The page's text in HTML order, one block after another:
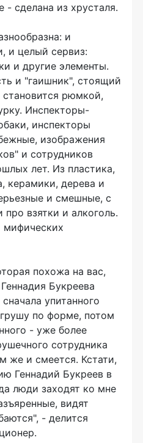
сделана из хрусталя.
и
и целый сервиз:
и другие элементы.
и "гаишник", стоящий
становится рюмкой,
Инспекторы-
инспекторы
изображения
и сотрудников
лет. Из пластика,
керамики, дерева и
и смешные, с
взятки и алкоголь.
мифических
похожа на вас,
Букреева
упитанного
по форме, потом
- уже более
сотрудника
же и смеется. Кстати,
Геннадий Букреев в
люди заходят ко мне
видят
- делится